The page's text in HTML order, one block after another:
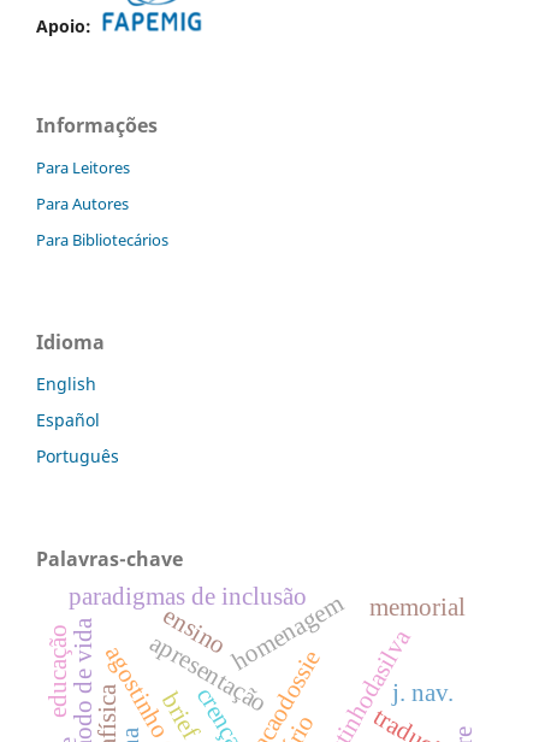
Apoio:
Informações
Para Leitores
Para Autores
Para Bibliotecários
Idioma
English
Español
Português
Palavras-chave
apresentação
brief j. nav.
homenagem memorial
paradigmas de inclusão
modo de vida
educação crença
ensino